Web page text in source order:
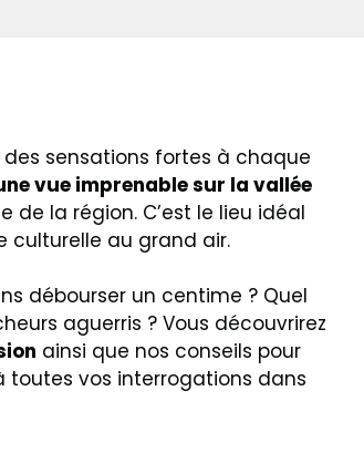
sensations fortes à chaque
vue imprenable sur la vallée
la région. C’est le lieu idéal
culturelle au grand air.
débourser un centime ? Quel
aguerris ? Vous découvrirez
ainsi que nos conseils pour
toutes vos interrogations dans